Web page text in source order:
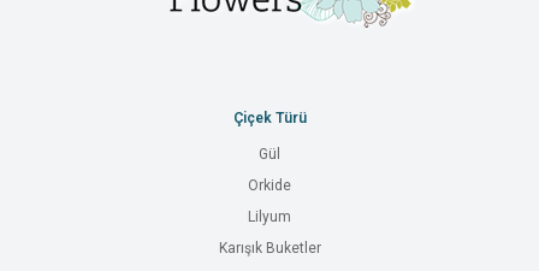
Çiçek Türü
Gül
Orkide
Lilyum
Karışık Buketler